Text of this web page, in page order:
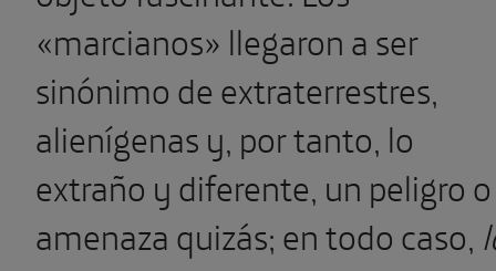
«marcianos» llegaron a ser
sinónimo de extraterrestres,
alienígenas y, por tanto, lo
extraño y diferente, un peligro o
amenaza quizás; en todo caso,